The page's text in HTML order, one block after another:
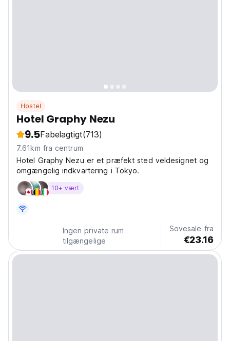
Hostel
Hotel Graphy Nezu
9.5Fabelagtigt(713)
7.61km fra centrum
Hotel Graphy Nezu er et præfekt sted veldesignet og
omgængelig indkvartering i Tokyo.
10+ vært
Ingen private rum
tilgængelige
Sovesale fra
€23.16